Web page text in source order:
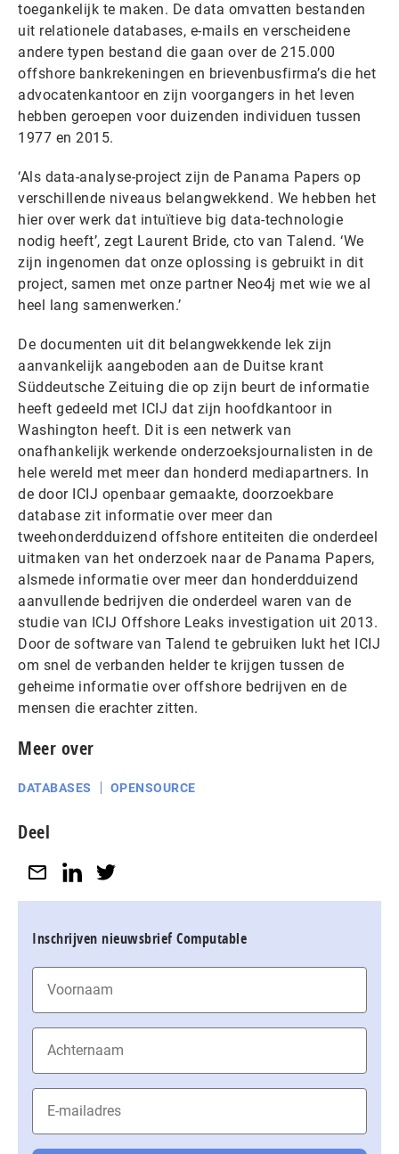
toegankelijk te maken. De data omvatten bestanden
uit relationele databases, e-mails en verscheidene
andere typen bestand die gaan over de 215.000
offshore bankrekeningen en brievenbusfirma’s die het
advocatenkantoor en zijn voorgangers in het leven
hebben geroepen voor duizenden individuen tussen
1977 en 2015.
‘Als data-analyse-project zijn de Panama Papers op
verschillende niveaus belangwekkend. We hebben het
hier over werk dat intuïtieve big data-technologie
nodig heeft’, zegt Laurent Bride, cto van Talend. ‘We
zijn ingenomen dat onze oplossing is gebruikt in dit
project, samen met onze partner Neo4j met wie we al
heel lang samenwerken.’
De documenten uit dit belangwekkende lek zijn
aanvankelijk aangeboden aan de Duitse krant
Süddeutsche Zeituing die op zijn beurt de informatie
heeft gedeeld met ICIJ dat zijn hoofdkantoor in
Washington heeft. Dit is een netwerk van
onafhankelijk werkende onderzoeksjournalisten in de
hele wereld met meer dan honderd mediapartners. In
de door ICIJ openbaar gemaakte, doorzoekbare
database zit informatie over meer dan
tweehonderdduizend offshore entiteiten die onderdeel
uitmaken van het onderzoek naar de Panama Papers,
alsmede informatie over meer dan honderdduizend
aanvullende bedrijven die onderdeel waren van de
studie van ICIJ Offshore Leaks investigation uit 2013.
Door de software van Talend te gebruiken lukt het ICIJ
om snel de verbanden helder te krijgen tussen de
geheime informatie over offshore bedrijven en de
mensen die erachter zitten.
Meer over
DATABASES OPENSOURCE
Deel
Inschrijven nieuwsbrief Computable